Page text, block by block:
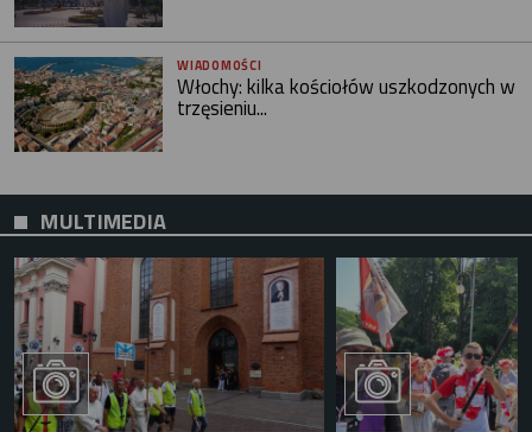
WIADOMOŚCI
Włochy: kilka kościołów uszkodzonych w
trzęsieniu...
MULTIMEDIA